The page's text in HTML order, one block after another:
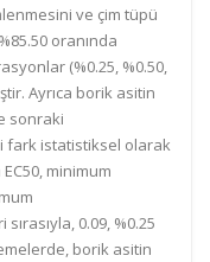
ve çim tüpü
oranında
(%0.25, %0.50,
Ayrıca borik asitin
sonraki
fark istatistiksel olarak
minimum
0.09, %0.25
borik asitin